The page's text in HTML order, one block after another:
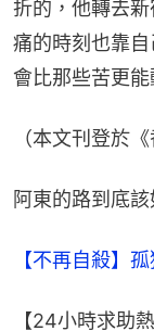
折的，他轉去
痛的時刻也靠
會比那些苦更
（本文刊登於
阿東的路到底
【不再自殺】
【24小時求助熱